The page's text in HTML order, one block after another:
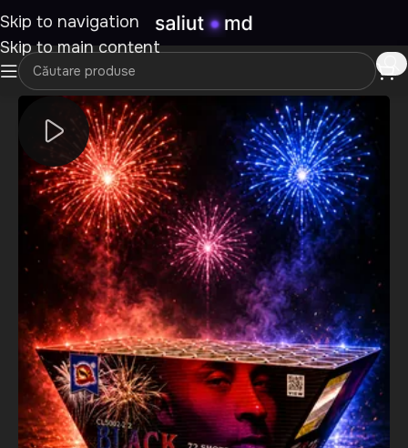
Skip to navigation
Skip to main content